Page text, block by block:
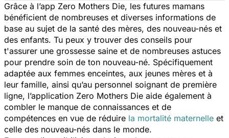
Grâce à l’app Zero Mothers Die, les futures mamans
bénéficient de nombreuses et diverses informations de
base au sujet de la santé des mères, des nouveau-nés et
des enfants. Tu peux y trouver des conseils pour
t'assurer une grossesse saine et de nombreuses astuces
pour prendre soin de ton nouveau-né. Spécifiquement
adaptée aux femmes enceintes, aux jeunes mères et à
leur famille, ainsi qu’au personnel soignant de première
ligne, l’application Zero Mothers Die aide également à
combler le manque de connaissances et de
compétences en vue de réduire la mortalité maternelle et
celle des nouveau-nés dans le monde.